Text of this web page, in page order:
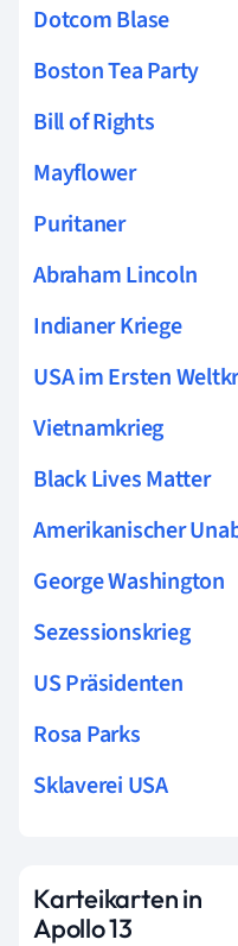
Dotcom Blase
Boston Tea Party
Bill of Rights
Mayflower
Puritaner
Abraham Lincoln
Indianer Kriege
USA im Ersten
Vietnamkrieg
Black Lives Matter
Amerikanischer
George Washington
Sezessionskrieg
US Präsidenten
Rosa Parks
Sklaverei USA
Karteikarten in
Apollo 13